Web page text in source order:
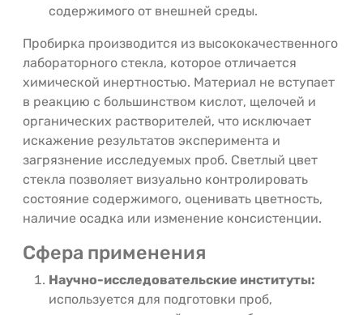
содержимого от внешней среды.
Пробирка производится из высококачественного
лабораторного стекла, которое отличается
химической инертностью. Материал не вступает
в реакцию с большинством кислот, щелочей и
органических растворителей, что исключает
искажение результатов эксперимента и
загрязнение исследуемых проб. Светлый цвет
стекла позволяет визуально контролировать
состояние содержимого, оценивать цветность,
наличие осадка или изменение консистенции.
Сфера применения
Научно-исследовательские институты:
используется для подготовки проб,